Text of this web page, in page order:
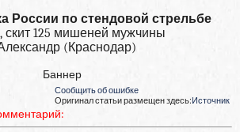
России по стендовой стрельбе
скит 125 мишеней мужчины
(Краснодар)
Баннер
Сообщить об ошибке
Оригинал статьи размещен здесь:Источник